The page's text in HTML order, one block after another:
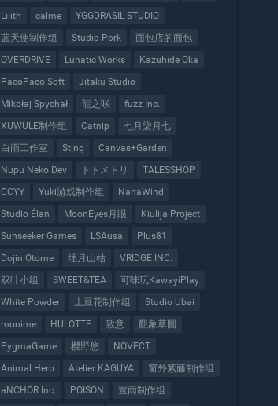
Lilith
calme
YGGDRASIL STUDIO
蓝天使制作组
Studio Pork
面包店的面包
OVERDRIVE
Lunatic Works
Kazuhide Oka
PacoPaco Soft
Jitaku Studio
Mikołaj Spychał
龍之咲
fuzz Inc.
XUWULE制作组
Catnip
七月柒月七
白雨工作室
Sting
Canvas+Garden
Nupu Neko Dev
トトメトリ
TALESSHOP
CCYY
Yuki游戏制作组
NanaWind
Studio Élan
MoonEyes月眼
Kiulija Project
Sunseeker Games
LSAusa
Plus81
Dojin Otome
埋月山枯
VRIDGE INC.
双叶小组
SWEET&TEA
可味玩KawayiPlay
White Powder
土豆花制作组
Studio Ubai
monime
HULOTTE 致意
觀象草圖
PygmaGame
樱野悠
NOVECT
Animal Herb
Atelier KAGUYA
窗外紫藤制作组
aNCHOR Inc.
POISON
置雨制作组